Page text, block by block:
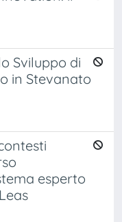
Sviluppo di
in Stevanato
esperto